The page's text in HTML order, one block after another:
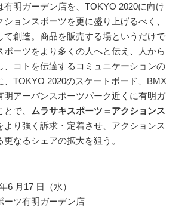
有明ガーデン店を、TOKYO 2020に向け
ョンスポーツを更に盛り上げるべく、
て創造。商品を販売する場というだけで
ポーツをより多くの人へと伝え、人から
、コトを伝達するコミュニケーションの
、TOKYO 2020のスケートボード、BMX
明アーバンスポーツパーク近くに有明ガ
で、 ムラサキスポーツ＝アクションス
より強く訴求・定着させ、アクションス
更なるシェアの拡大を狙う。
6 月17 日（水）
ーツ有明ガーデン店